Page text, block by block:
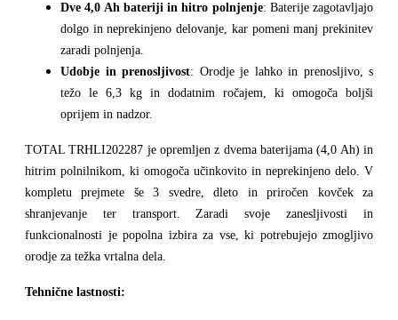
Dve 4,0 Ah bateriji in hitro polnjenje: Baterije zagotavljajo
dolgo in neprekinjeno delovanje, kar pomeni manj prekinitev
zaradi polnjenja.
Udobje in prenosljivost: Orodje je lahko in prenosljivo, s
težo le 6,3 kg in dodatnim ročajem, ki omogoča boljši
oprijem in nadzor.
TOTAL TRHLI202287 je opremljen z dvema baterijama (4,0 Ah) in
hitrim polnilnikom, ki omogoča učinkovito in neprekinjeno delo. V
kompletu prejmete še 3 svedre, dleto in priročen kovček za
shranjevanje ter transport. Zaradi svoje zanesljivosti in
funkcionalnosti je popolna izbira za vse, ki potrebujejo zmogljivo
orodje za težka vrtalna dela.
Tehnične lastnosti: